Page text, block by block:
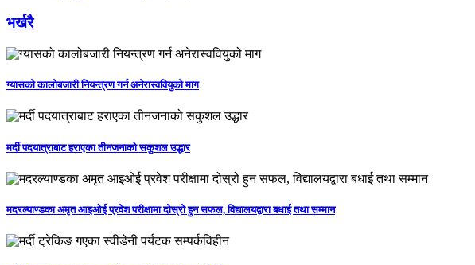
भर्खरै
ग्यासको कालोबजारी नियन्त्रण गर्न अनेरास्ववियुको माग
मर्दी पदयात्राबाट हराएका तीनजनाको सकुशल उद्धार
मदरल्याण्डका अमृत आइओई प्रवेश परीक्षामा दोस्रो हुन सफल, विद्यालयद्वारा बधाई तथा सम्मान